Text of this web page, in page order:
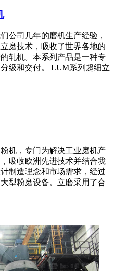
公司几年的磨机生产经验，
磨技术，吸收了世界各地的
轧机。本系列产品是一种专
级和交付。 LUM系列超细立
机，专门为解决工业磨机产
吸收欧洲先进技术并结合我
制造理念和市场需求，经过
型粉磨设备。立磨采用了合